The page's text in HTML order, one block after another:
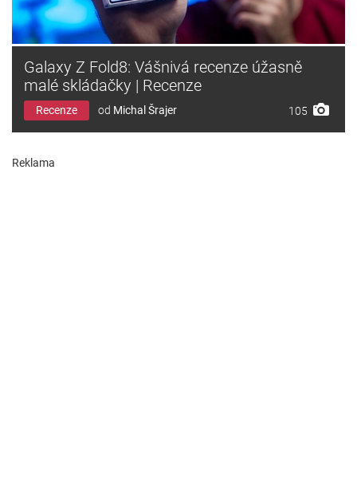
Galaxy Z Fold8: Vášnivá recenze úžasně
malé skládačky | Recenze
Recenze od Michal Šrajer 105
Reklama